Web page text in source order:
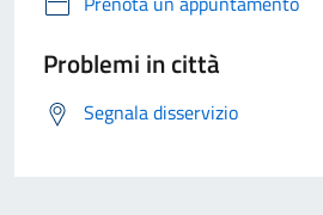
Problemi in città
Segnala disservizio